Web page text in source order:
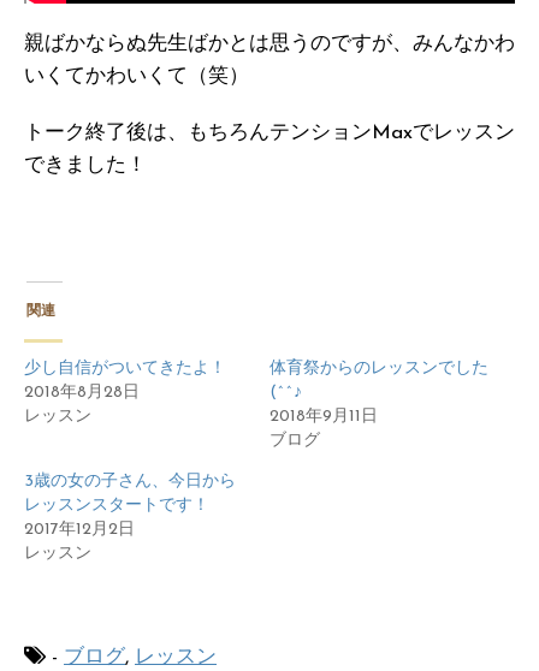
親ばかならぬ先生ばかとは思うのですが、みんなかわ
いくてかわいくて（笑）
トーク終了後は、もちろんテンションMaxでレッスン
できました！
関連
少し自信がついてきたよ！
2018年8月28日
レッスン
体育祭からのレッスンでした
(^^♪
2018年9月11日
ブログ
3歳の女の子さん、今日から
レッスンスタートです！
2017年12月2日
レッスン
- ブログ, レッスン